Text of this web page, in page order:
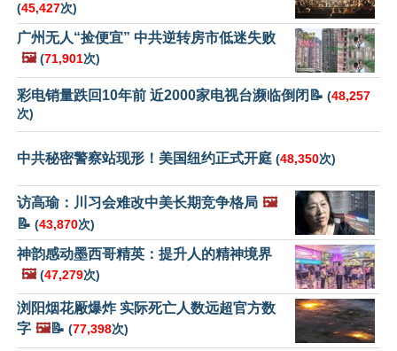
(45,427次)
广州无人“捡便宜” 中共逆转房市低迷失败
🖼️ (71,901次)
彩电销量跌回10年前 近2000家电视台濒临倒闭📝 (48,257
次)
中共秘密警察站现形！美国纽约正式开庭 (48,350次)
访高瑜：川习会难改中美长期竞争格局 🖼️
📝 (43,870次)
神韵感动墨西哥精英：提升人的精神境界
🖼️ (47,279次)
浏阳烟花厰爆炸 实际死亡人数远超官方数
字 🖼️📝 (77,398次)